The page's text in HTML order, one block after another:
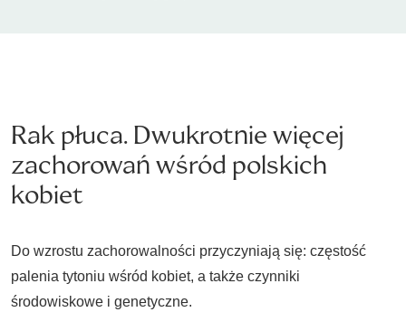
Rak płuca. Dwukrotnie więcej
zachorowań wśród polskich
kobiet
Do wzrostu zachorowalności przyczyniają się: częstość
palenia tytoniu wśród kobiet, a także czynniki
środowiskowe i genetyczne.